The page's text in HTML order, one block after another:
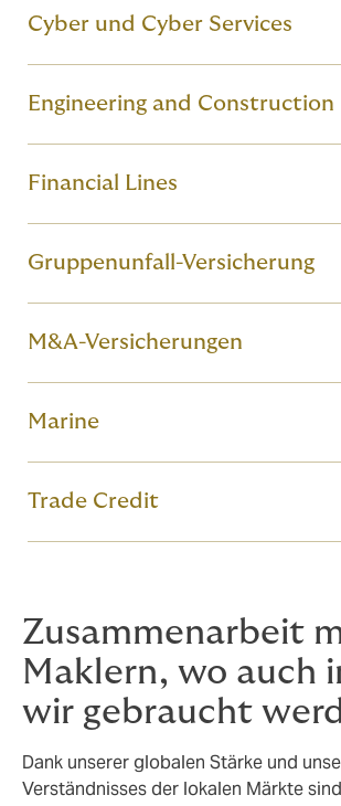
Cyber und Cyber Services
Engineering and Construction
Financial Lines
Gruppenunfall-Versicherung
M&A-Versicherungen
Marine
Trade Credit
Zusammenarbeit
Maklern, wo auch
wir gebraucht
Dank unserer globalen Stärke und
Verständnisses der lokalen Märkte